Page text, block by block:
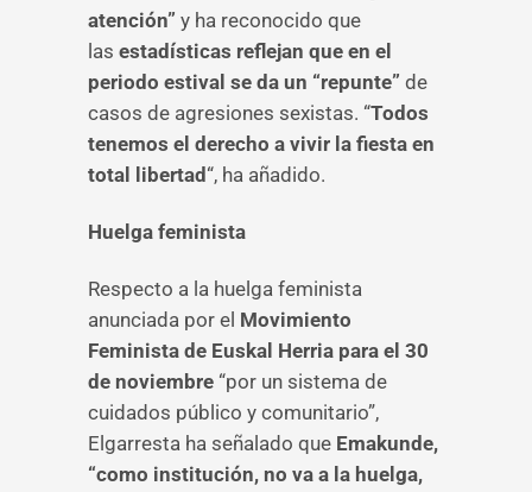
atención” y ha reconocido que
las estadísticas reflejan que en el
periodo estival se da un “repunte” de
casos de agresiones sexistas. “Todos
tenemos el derecho a vivir la fiesta en
total libertad “, ha añadido.
Huelga feminista
Respecto a la huelga feminista
anunciada por el Movimiento
Feminista de Euskal Herria para el 30
de noviembre “por un sistema de
cuidados público y comunitario”,
Elgarresta ha señalado que Emakunde,
“como institución, no va a la huelga,